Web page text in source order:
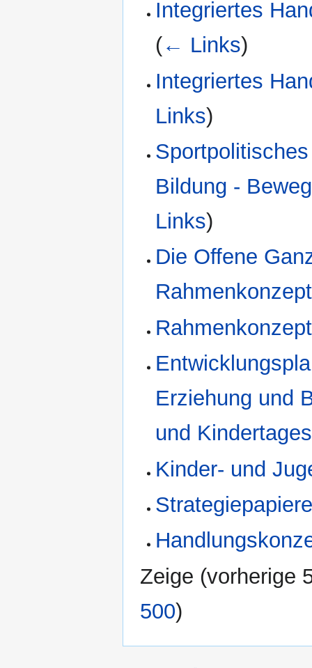
Integriertes
(← Links)
Integriertes
Links)
Bildung -
Links)
Die Offene
Rahmenkonzept
Erziehung und
und
Kinder- und
Zeige (vorherige
500)